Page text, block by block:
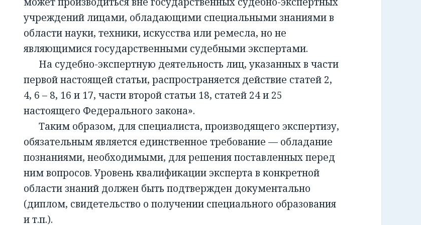
учреждений лицами, обладающими специальными знаниями в
области науки, техники, искусства или ремесла, но не
являющимися государственными судебными экспертами.
На судебно-экспертную деятельность лиц, указанных в части
первой настоящей статьи, распространяется действие статей 2,
4, 6 – 8, 16 и 17, части второй статьи 18, статей 24 и 25
настоящего Федерального закона».
Таким образом, для специалиста, производящего экспертизу,
обязательным является единственное требование — обладание
познаниями, необходимыми, для решения поставленных перед
ним вопросов. Уровень квалификации эксперта в конкретной
области знаний должен быть подтвержден документально
(диплом, свидетельство о получении специального образования
и т.п.).